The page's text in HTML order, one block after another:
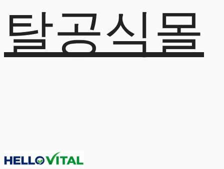
탈공식몰